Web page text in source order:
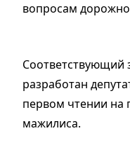
вопросам
Соответствующий
разработан
первом чтении на
мажилиса.